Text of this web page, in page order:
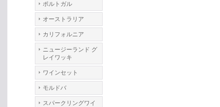
ポルトガル
オーストラリア
カリフォルニア
ニュージーランド グ
レイワッキ
ワインセット
モルドバ
スパークリングワイ